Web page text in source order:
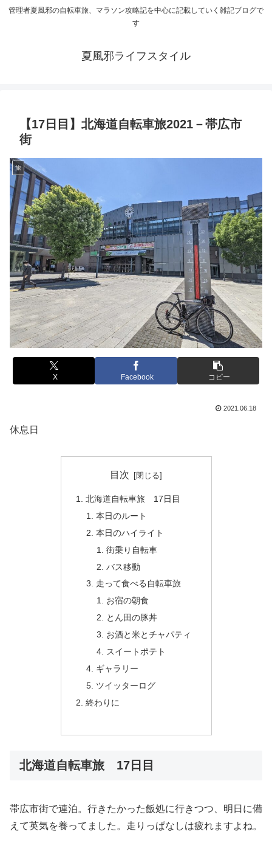
管理者夏風邪の自転車旅、マラソン攻略記を中心に記載していく雑記ブログで
す
夏風邪ライフスタイル
【17日目】北海道自転車旅2021－帯広市
街
旅
X Facebook コピー
2021.06.18
休息日
目次
北海道自転車旅 17日目
本日のルート
本日のハイライト
街乗り自転車
バス移動
走って食べる自転車旅
お宿の朝食
とん田の豚丼
お酒と米とチャパティ
スイートポテト
ギャラリー
ツイッターログ
終わりに
北海道自転車旅 17日目
帯広市街で連泊。行きたかった飯処に行きつつ、明日に備
えて英気を養ってました。走りっぱなしは疲れますよね。